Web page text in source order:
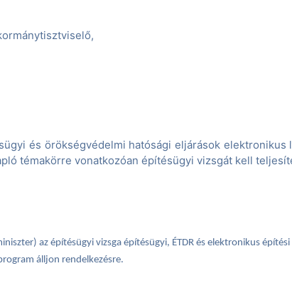
és örökségvédelmi hatósági eljárások elektronikus
témakörre vonatkozóan építésügyi vizsgát kell
az építésügyi vizsga építésügyi, ÉTDR és elektronikus
álljon rendelkezésre.